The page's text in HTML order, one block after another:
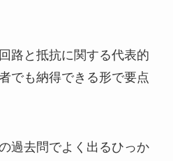
路と抵抗に関する代表的
でも納得できる形で要点
過去問でよく出るひっか